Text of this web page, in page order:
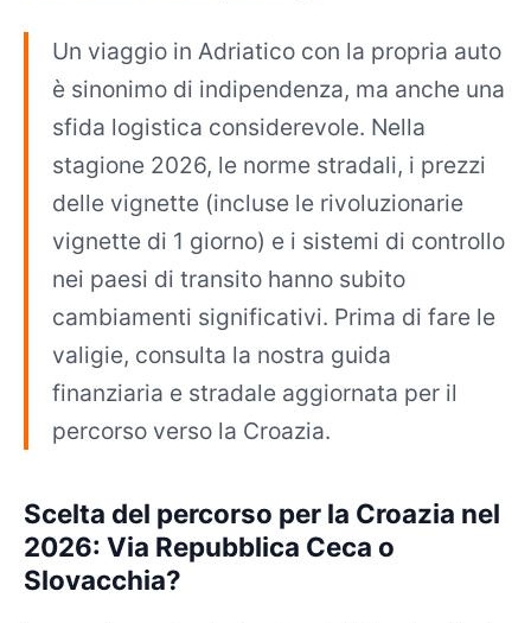
Un viaggio in Adriatico con la propria auto
è sinonimo di indipendenza, ma anche una
sfida logistica considerevole. Nella
stagione 2026, le norme stradali, i prezzi
delle vignette (incluse le rivoluzionarie
vignette di 1 giorno) e i sistemi di controllo
nei paesi di transito hanno subito
cambiamenti significativi. Prima di fare le
valigie, consulta la nostra guida
finanziaria e stradale aggiornata per il
percorso verso la Croazia.
Scelta del percorso per la Croazia nel
2026: Via Repubblica Ceca o
Slovacchia?